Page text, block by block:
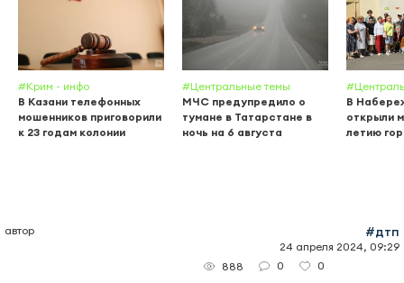
#Крим - инфо
В Казани телефонных
мошенников приговорили
к 23 годам колонии
#Центральные темы
МЧС предупредило о
тумане в Татарстане в
ночь на 6 августа
В
открыли
летию
автор #дтп
24 апреля 2024, 09:29
888
0 0